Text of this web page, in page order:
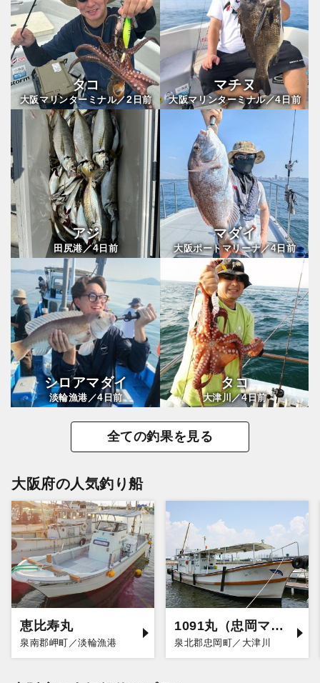
タコ
大阪マリンターミナル／2日前
マチヌ
大阪マリンターミナル／4日前
アジ
田尻港／4 日前
マダイ
大阪ポートマリーナ／4日前
シロアマダイ
淡輪漁港／4日前
タコ
大津川／4日前
全ての釣果を見る
大阪府の人気釣り船
恵比寿丸
泉南郡岬町／淡輪漁港
1091丸（忠岡マリーナ店）
泉北郡忠岡町／大津川